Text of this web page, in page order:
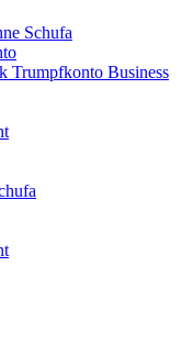
Schufa
Trumpfkonto Business